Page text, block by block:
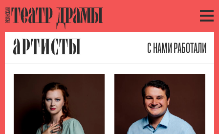
АРТИСТЫ С НАМИ РАБОТАЛИ